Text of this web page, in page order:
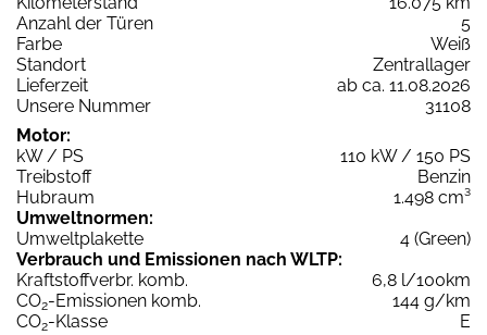
Anzahl der Türen
5
Farbe
Weiß
Standort
Zentrallager
Lieferzeit
ab ca. 11.08.2026
Unsere Nummer
31108
Motor:
kW / PS
110 kW / 150 PS
Treibstoff
Benzin
Hubraum
1.498 cm³
Umweltnormen:
Umweltplakette
4 (Green)
Verbrauch und Emissionen nach WLTP:
Kraftstoffverbr. komb.
6,8 l/100km
CO2-Emissionen komb.
144 g/km
CO2-Klasse
E